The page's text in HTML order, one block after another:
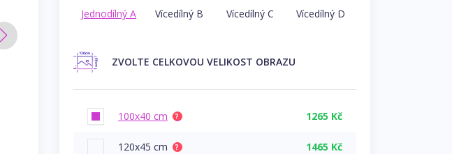
Jednodílný A Vícedílný B Vícedílný C Vícedílný D
ZVOLTE CELKOVOU VELIKOST OBRAZU
100x40 cm ? 1265 Kč
120x45 cm ? 1465 Kč